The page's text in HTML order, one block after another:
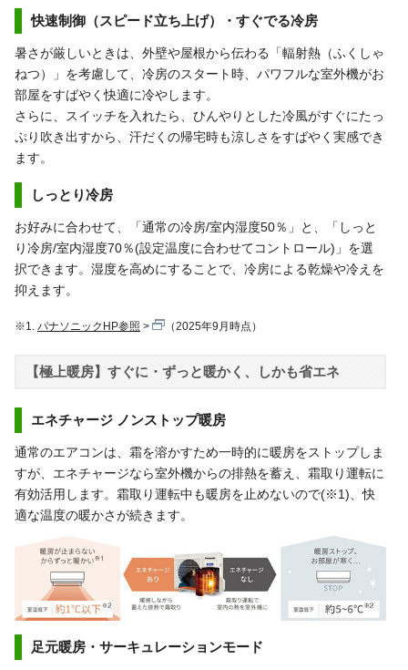
快速制御（スピード立ち上げ）・すぐでる冷房
暑さが厳しいときは、外壁や屋根から伝わる「輻射熱（ふくしゃ
ねつ）」を考慮して、冷房のスタート時、パワフルな室外機がお
部屋をすばやく快適に冷やします。
さらに、スイッチを入れたら、ひんやりとした冷風がすぐにたっ
ぷり吹き出すから、汗だくの帰宅時も涼しさをすばやく実感でき
ます。
しっとり冷房
お好みに合わせて、「通常の冷房/室内湿度50％」と、「しっと
り冷房/室内湿度70％(設定温度に合わせてコントロール)」を選
択できます。湿度を高めにすることで、冷房による乾燥や冷えを
抑えます。
※1. パナソニックHP参照 （2025年9月時点）
【極上暖房】すぐに・ずっと暖かく、しかも省エネ
エネチャージ ノンストップ暖房
通常のエアコンは、霜を溶かすため一時的に暖房をストップしま
すが、エネチャージなら室外機からの排熱を蓄え、霜取り運転に
有効活用します。霜取り運転中も暖房を止めないので(※1)、快
適な温度の暖かさが続きます。
足元暖房・サーキュレーションモード